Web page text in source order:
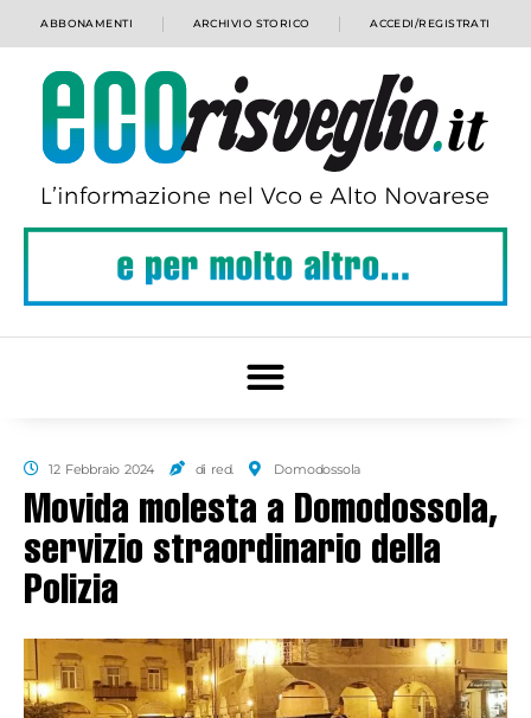
ABBONAMENTI ARCHIVIO STORICO ACCEDI/REGISTRATI
12 Febbraio 2024 di red. Domodossola
Movida molesta a Domodossola,
servizio straordinario della
Polizia